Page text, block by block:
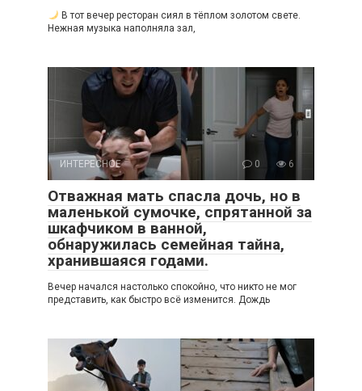
В тот вечер ресторан сиял в тёплом золотом свете.
Нежная музыка наполняла зал,
ИНТЕРЕСНОЕ 0 6
Отважная мать спасла дочь, но в
маленькой сумочке, спрятанной за
шкафчиком в ванной,
обнаружилась семейная тайна,
хранившаяся годами.
Вечер начался настолько спокойно, что никто не мог
представить, как быстро всё изменится. Дождь